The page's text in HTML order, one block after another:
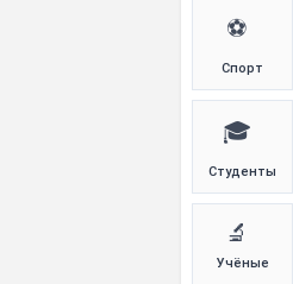
⚽
Спорт
🎓
Студенты
🔬
Учёные